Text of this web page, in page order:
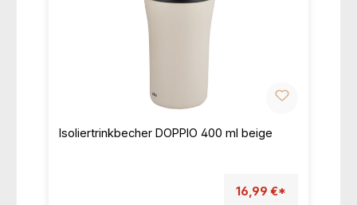
Isoliertrinkbecher DOPPIO 400 ml beige
16,99 €*